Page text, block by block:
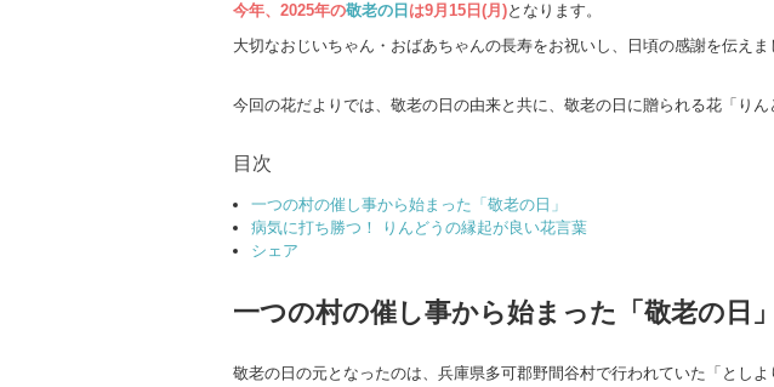
今年、2025年の敬老の日 は9月15日(月)となります。
大切なおじいちゃん・おばあちゃんの長寿をお祝いし、日頃の感謝を伝えま
今回の花だよりでは、敬老の日の由来と共に、敬老の日に贈られる花「りん
目次
一つの村の催し事から始まった「敬老の日」
病気に打ち勝つ！ りんどうの縁起が良い花言葉
シェア
一つの村の催し事から始まった「敬老の日」
敬老の日の元となったのは、兵庫県多可郡野間谷村で行われていた「としよ